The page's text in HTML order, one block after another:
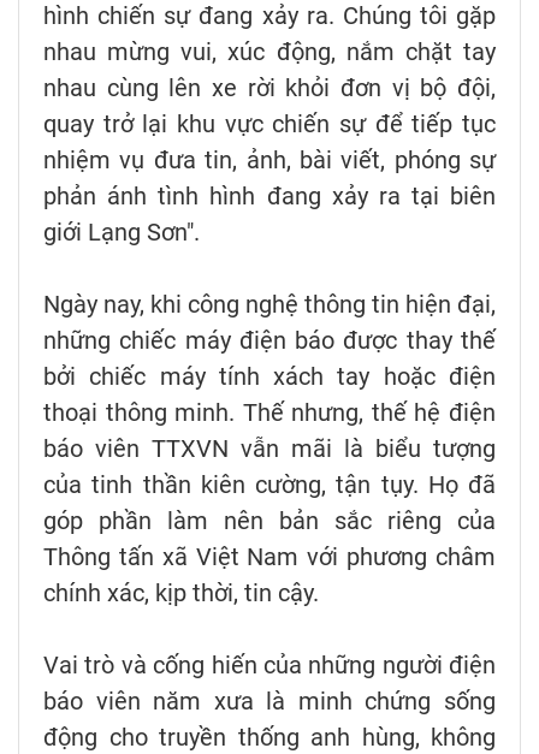
hình chiến sự đang xảy ra. Chúng tôi gặp
nhau mừng vui, xúc động, nắm chặt tay
nhau cùng lên xe rời khỏi đơn vị bộ đội,
quay trở lại khu vực chiến sự để tiếp tục
nhiệm vụ đưa tin, ảnh, bài viết, phóng sự
phản ánh tình hình đang xảy ra tại biên
giới Lạng Sơn".
Ngày nay, khi công nghệ thông tin hiện đại,
những chiếc máy điện báo được thay thế
bởi chiếc máy tính xách tay hoặc điện
thoại thông minh. Thế nhưng, thế hệ điện
báo viên TTXVN vẫn mãi là biểu tượng
của tinh thần kiên cường, tận tụy. Họ đã
góp phần làm nên bản sắc riêng của
Thông tấn xã Việt Nam với phương châm
chính xác, kịp thời, tin cậy.
Vai trò và cống hiến của những người điện
báo viên năm xưa là minh chứng sống
động cho truyền thống anh hùng, không